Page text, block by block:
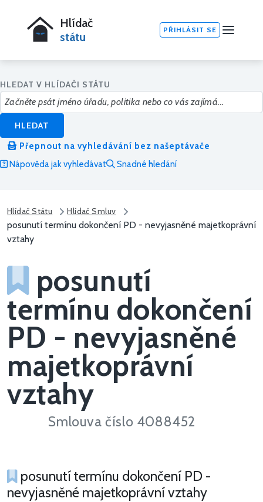
Hlídač
státu
PŘIHLÁSIT SE
HLEDAT V HLÍDAČI STÁTU
HLEDAT
Přepnout na vyhledávání bez našeptávače
Nápověda jak vyhledávat
Snadné hledání
Hlídač Státu Hlídač Smluv
posunutí termínu dokončení PD - nevyjasněné majetkoprávní
vztahy
posunutí
termínu dokončení
PD - nevyjasněné
majetkoprávní
vztahy
Smlouva číslo 4088452
posunutí termínu dokončení PD -
nevyjasněné majetkoprávní vztahy